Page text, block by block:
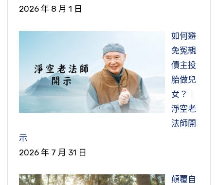
2026 年 8 月 1 日
如何避
免冤親
債主投
胎做兒
女？｜
淨空老
法師開
示
2026 年 7 月 31 日
顛覆自